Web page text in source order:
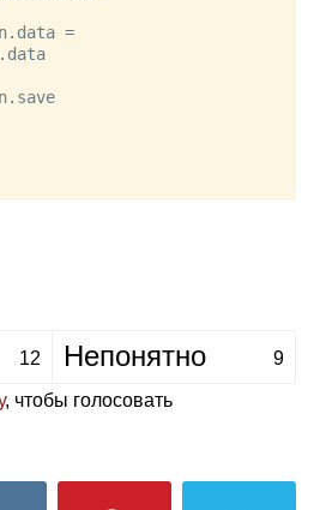
12 Непонятно 9
, чтобы голосовать